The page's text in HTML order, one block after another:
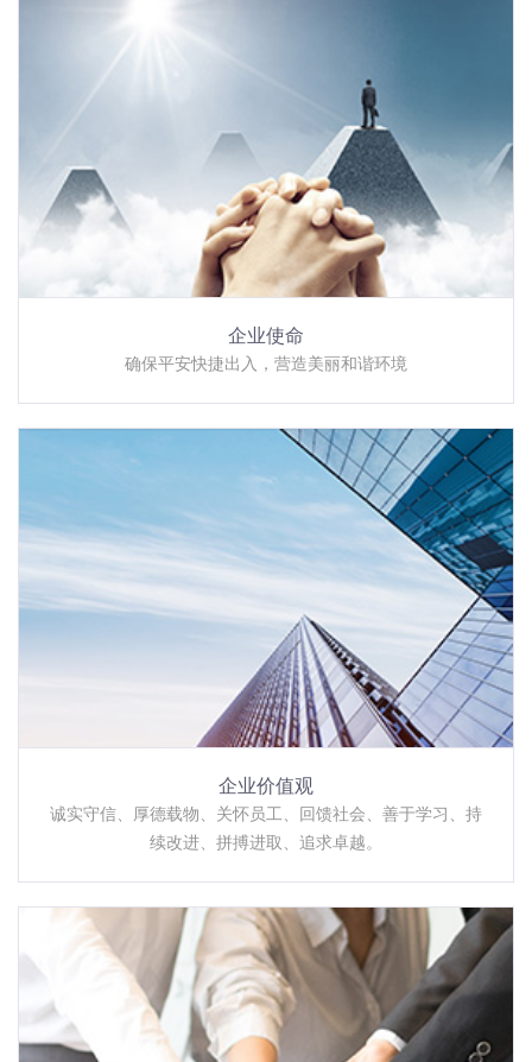
企业使命
确保平安快捷出入，营造美丽和谐环境
企业价值观
诚实守信、厚德载物、关怀员工、回馈社会、善于学习、持
续改进、拼搏进取、追求卓越。